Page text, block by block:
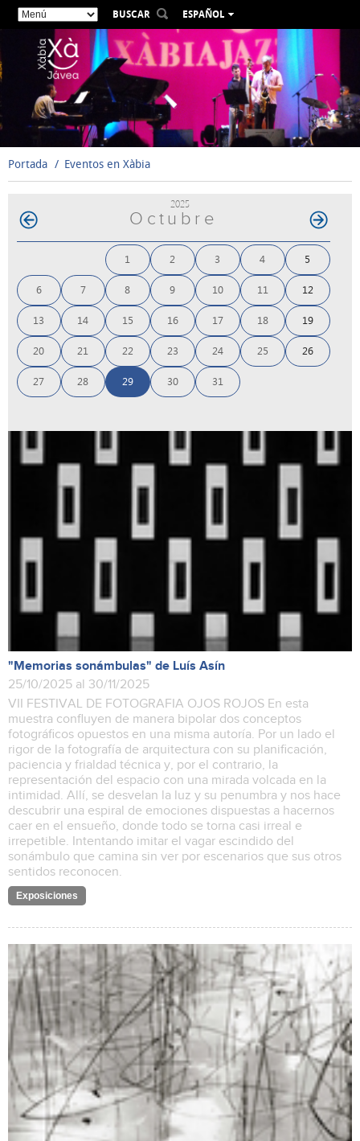
BUSCAR
ESPAÑOL
VALENCIÀ
ENGLISH
DEUTSCH
РУССКИЙ
Portada Eventos en Xàbia
2025
Octubre
1 2 3 4 5
6 7 8 9 10 11 12
13 14 15 16 17 18 19
20 21 22 23 24 25 26
27 28 29 30 31
"Memorias sonámbulas" de Luís Asín
25/10/2025 al 30/11/2025
VII FESTIVAL DE FOTOGRAFIA OJOS ROJOS En esta
muestra confluyen de manera bipolar dos conceptos
fotográficos opuestos en una misma autoría. Por un lado el
rigor de la fotografía de arquitectura con su planificación,
paciencia y frialdad técnica y, por el contrario, la
representación del espacio con una mirada volcada en la
intimidad. Allí, se desvelan la luz y su penumbra y nos hace
descubrir una espiral de emociones dispuestas a hacernos
caer en el ensueño, donde todo se torna casi irreal e
irrepetible. Intentando imitar el vagar escindido del
sonámbulo que camina sin ver por escenarios que sus otros
sentidos reconocen.
Exposiciones